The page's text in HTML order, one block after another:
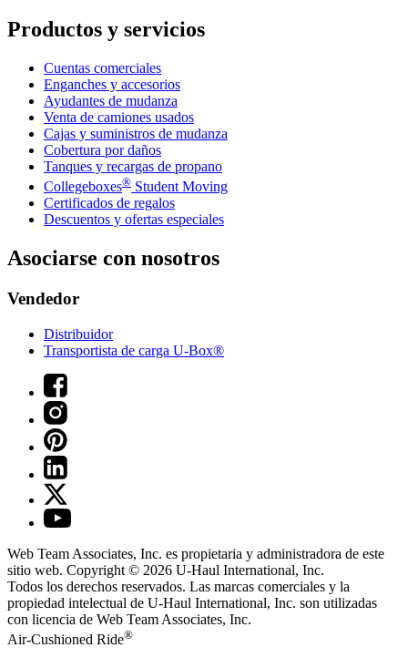
Productos y servicios
Cuentas comerciales
Enganches y accesorios
Ayudantes de mudanza
Venta de camiones usados
Cajas y suministros de mudanza
Cobertura por daños
Tanques y recargas de propano
Collegeboxes® Student Moving
Certificados de regalos
Descuentos y ofertas especiales
Asociarse con nosotros
Vendedor
Distribuidor
Transportista de carga U-Box®
Web Team Associates, Inc. es propietaria y administradora de este
sitio web. Copyright © 2026 U-Haul International, Inc.
Todos los derechos reservados. Las marcas comerciales y la
propiedad intelectual de U-Haul International, Inc. son utilizadas
con licencia de Web Team Associates, Inc.
Air-Cushioned Ride®